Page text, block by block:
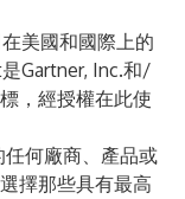
美國和國際上的
Gartner, Inc.和/
，經授權在此使
何廠商、產品或
擇那些具有最高